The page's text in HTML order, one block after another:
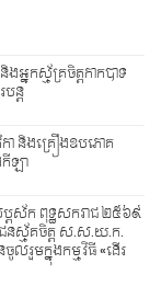
នកស្ម័គ្រចិត្តកាកបាទ
ន្ត
ា និងគ្រឿងឧបភោគ
ឡា
ប្តស័ក ពុទ្ធសករាជ ២៥៦៩
ជនស្ម័គចិត្ត ស.ស.យ.ក.
រួមក្នុងកម្មវិធី «ដើរ